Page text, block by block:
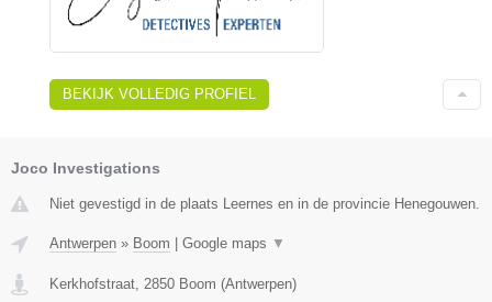
BEKIJK VOLLEDIG PROFIEL
Joco Investigations
Niet gevestigd in de plaats Leernes en in de provincie Henegouwen.
Antwerpen » Boom Google maps ▼
Kerkhofstraat, 2850 Boom (Antwerpen)